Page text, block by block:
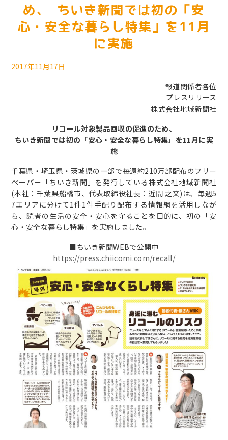
め、 ちいき新聞では初の「安
心・安全な暮らし特集」を11月
に実施
2017年11月17日
報道関係者各位
プレスリリース
株式会社地域新聞社
リコール対象製品回収の促進のため、
ちいき新聞では初の「安心・安全な暮らし特集」を11月に実
施
千葉県・埼玉県・茨城県の一部で毎週約210万部配布のフリー
ペーパー「ちいき新聞」を発行している株式会社地域新聞社
(本社：千葉県船橋市、代表取締役社長：近間 之文)は、毎週5
7エリアに分けて1件1件手配り配布する情報網を活用しなが
ら、読者の生活の安全・安心を守ることを目的に、初の「安
心・安全な暮らし特集」を実施しました。
■ちいき新聞WEBで公開中
https://press.chiicomi.com/recall/